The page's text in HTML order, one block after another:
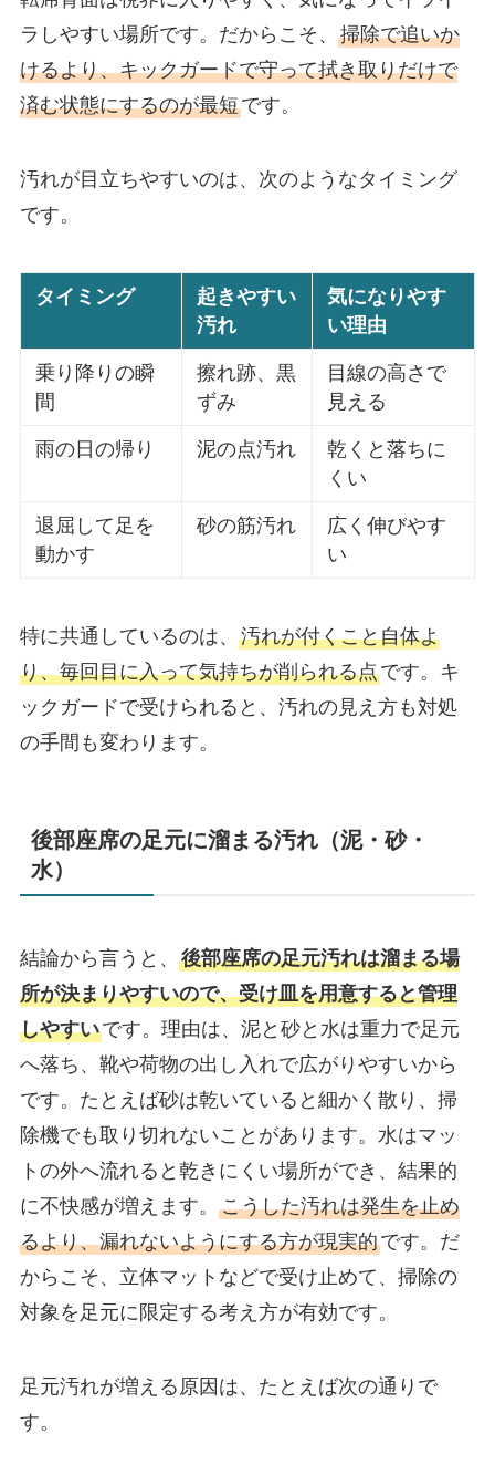
ラしやすい場所です。だからこそ、 掃除で追いか
けるより、キックガードで守って拭き取りだけで
済む状態にするのが最短です。
汚れが目立ちやすいのは、次のようなタイミング
です。
タイミング
起きやすい
汚れ
気になりやす
い理由
乗り降りの瞬
間
擦れ跡、黒
ずみ
目線の高さで
見える
雨の日の帰り 泥の点汚れ
乾くと落ちに
くい
退屈して足を
動かす
砂の筋汚れ
広く伸びやす
い
特に共通しているのは、 汚れが付くこと自体よ
り、毎回目に入って気持ちが削られる点です。キ
ックガードで受けられると、汚れの見え方も対処
の手間も変わります。
後部座席の足元に溜まる汚れ（泥・砂・
水）
結論から言うと、 後部座席の足元汚れは溜まる場
所が決まりやすいので、受け皿を用意すると管理
しやすいです。理由は、泥と砂と水は重力で足元
へ落ち、靴や荷物の出し入れで広がりやすいから
です。たとえば砂は乾いていると細かく散り、掃
除機でも取り切れないことがあります。水はマッ
トの外へ流れると乾きにくい場所ができ、結果的
に不快感が増えます。 こうした汚れは発生を止め
るより、漏れないようにする方が現実的です。だ
からこそ、立体マットなどで受け止めて、掃除の
対象を足元に限定する考え方が有効です。
足元汚れが増える原因は、たとえば次の通りで
す。